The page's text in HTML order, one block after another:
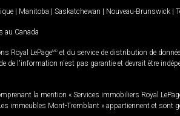
| Manitoba | Saskatchewan | Nouveau-Brunswick |
au Canada
Royal LePageMD et du service de distribution de
de l'information n'est pas garantie et devrait être
la mention « Services immobiliers Royal
immeubles Mont-Tremblant » appartiennent et sont